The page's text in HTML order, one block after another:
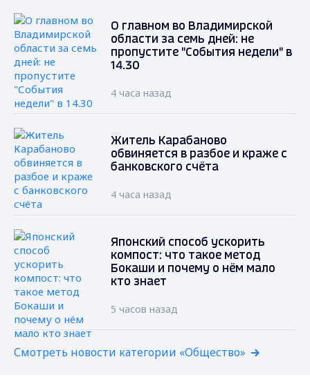
О главном во Владимирской
области за семь дней: не
пропустите "События недели" в
14.30
4 часа назад
Житель Карабаново
обвиняется в разбое и краже с
банковского счёта
4 часа назад
Японский способ ускорить
компост: что такое метод
Бокаши и почему о нём мало
кто знает
5 часов назад
Смотреть новости категории «Общество»